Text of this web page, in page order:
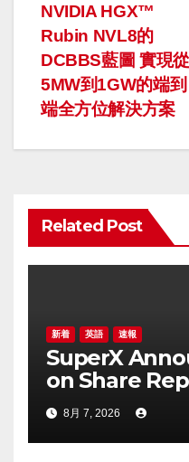
ナ
ビ
ゲ
ー
ョ
ン
NVIDIA HGX™
Rubin NVL8的
DCBBS藍圖 實現從
5MW到1GW的端到
端全方位解決方案
Related Post
新着 英語 速報
SuperX
on Share
Program,
Buyback
Confidence
8月 7, 2026